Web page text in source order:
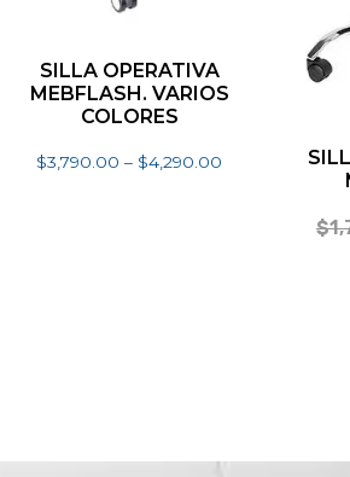
SILLA OPERATIVA
MEBFLASH. VARIOS
COLORES
$3,790.00 – $4,290.00
$